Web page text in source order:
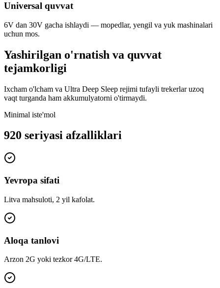
Universal quvvat
6V dan 30V gacha ishlaydi — mopedlar, yengil va yuk mashinalari
uchun mos.
Yashirilgan o'rnatish va quvvat
tejamkorligi
Ixcham o'lcham va Ultra Deep Sleep rejimi tufayli trekerlar uzoq
vaqt turganda ham akkumulyatorni o'tirmaydi.
Minimal iste'mol
920 seriyasi afzalliklari
Yevropa sifati
Litva mahsuloti, 2 yil kafolat.
Aloqa tanlovi
Arzon 2G yoki tezkor 4G/LTE.